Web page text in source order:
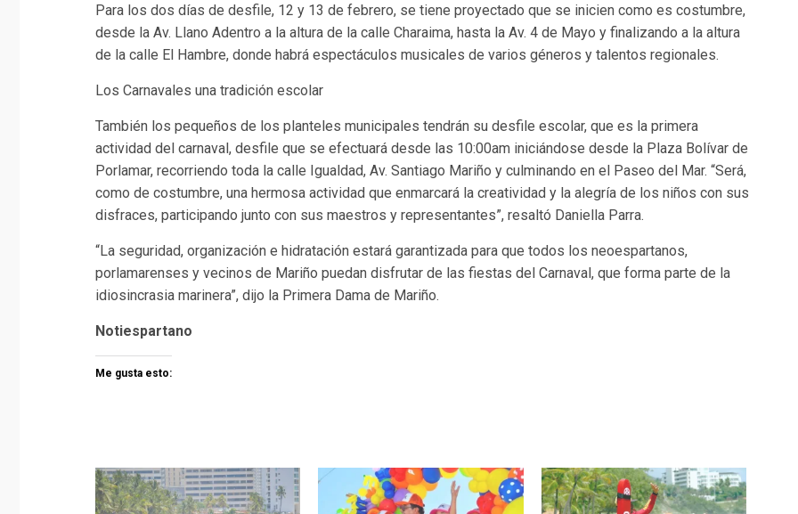
Para los dos días de desfile, 12 y 13 de febrero, se tiene proyectado que se inicien como es costumbre,
desde la Av. Llano Adentro a la altura de la calle Charaima, hasta la Av. 4 de Mayo y finalizando a la altura
de la calle El Hambre, donde habrá espectáculos musicales de varios géneros y talentos regionales.
Los Carnavales una tradición escolar
También los pequeños de los planteles municipales tendrán su desfile escolar, que es la primera
actividad del carnaval, desfile que se efectuará desde las 10:00am iniciándose desde la Plaza Bolívar de
Porlamar, recorriendo toda la calle Igualdad, Av. Santiago Mariño y culminando en el Paseo del Mar. “Será,
como de costumbre, una hermosa actividad que enmarcará la creatividad y la alegría de los niños con sus
disfraces, participando junto con sus maestros y representantes”, resaltó Daniella Parra.
“La seguridad, organización e hidratación estará garantizada para que todos los neoespartanos,
porlamarenses y vecinos de Mariño puedan disfrutar de las fiestas del Carnaval, que forma parte de la
idiosincrasia marinera”, dijo la Primera Dama de Mariño.
Notiespartano
Me gusta esto: